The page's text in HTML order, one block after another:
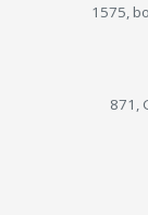
1575,
871,